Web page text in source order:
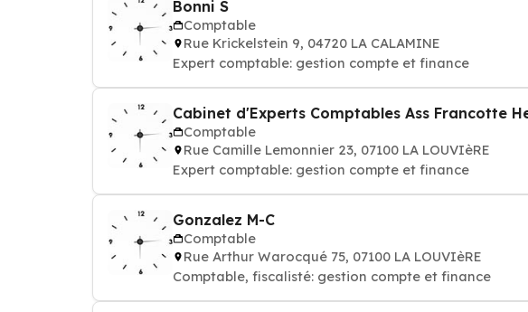
Bonni S
Comptable
Rue Krickelstein 9, 04720 LA CALAMINE
Expert comptable: gestion compte et finance
Cabinet d'Experts Comptables Ass Francotte
Comptable
Rue Camille Lemonnier 23, 07100 LA LOUVIèRE
Expert comptable: gestion compte et finance
Gonzalez M-C
Comptable
Rue Arthur Warocqué 75, 07100 LA LOUVIèRE
Comptable, fiscalisté: gestion compte et finance